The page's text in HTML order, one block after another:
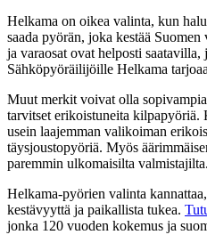
Helkama on oikea valinta, kun
saada pyörän, joka kestää
ja varaosat ovat helposti
Sähköpyöräilijöille Helkama
Muut merkit voivat olla
tarvitset erikoistuneita kilpapyöriä.
usein laajemman valikoiman
täysjoustopyöriä. Myös
paremmin ulkomaisilta valmistajilta.
Helkama-pyörien valinta
kestävyyttä ja paikallista tukea.
jonka 120 vuoden kokemus ja